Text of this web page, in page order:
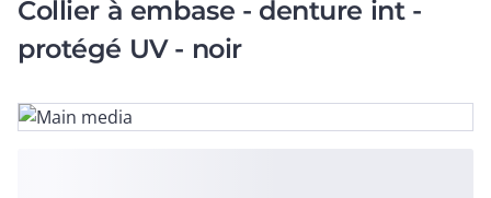
Collier à embase - denture int -
protégé UV - noir